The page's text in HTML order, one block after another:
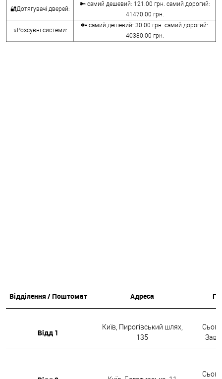
🔐Дотягувачі дверей:
🔑 самий дешевий: 121.00 грн. самий дорогий:
41470.00 грн.
⭐Розсувні системи:
🔑 самий дешевий: 30.00 грн. самий дорогий:
40380.00 грн.
Відділення / Поштомат Адреса
Відд 1
Київ, Пирогівський шлях,
135